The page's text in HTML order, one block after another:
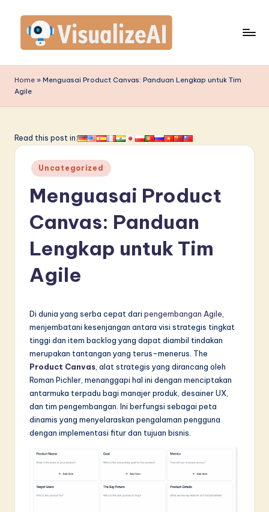
content
is
u
li
A
si
L
Home » Menguasai Product Canvas: Panduan Lengkap untuk Tim
Agile
Read this post in:
Posted
in
Uncategorized
Menguasai Product
Canvas: Panduan
Lengkap untuk Tim
Agile
Di dunia yang serba cepat dari pengembangan Agile
menjembatani kesenjangan antara visi strategis tingkat
tinggi dan item backlog yang dapat diambil tindakan
merupakan tantangan yang terus-menerus. The
Product Canvas , alat strategis yang dirancang oleh
Roman Pichler, menanggapi hal ini dengan menciptakan
antarmuka terpadu bagi manajer produk, desainer UX,
dan tim pengembangan. Ini berfungsi sebagai peta
dinamis yang menyelaraskan pengalaman pengguna
dengan implementasi fitur dan tujuan bisnis.